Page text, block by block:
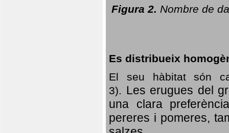
Figura 2. Nombre de
Es distribueix
El seu hàbitat són
3). Les erugues del
una clara
pereres i pomeres,